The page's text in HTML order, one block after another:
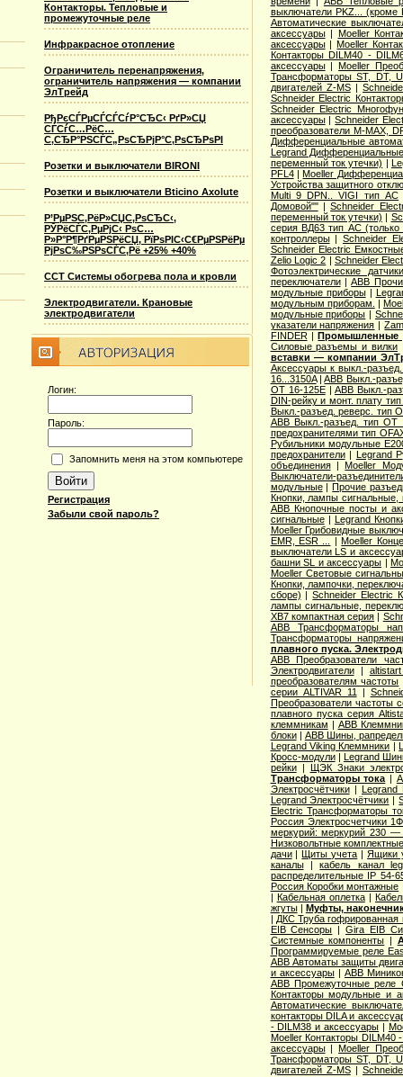
Контакторы. Тепловые и
промежуточные реле
Инфракрасное отопление
Ограничитель перенапряжения,
ограничитель напряжения — компании
ЭлТрейд
РђРєСЃРµСЃСЃСѓР°СЂС‹ РґР»СЏ
СЃСѓС…РёС…
С‚СЂР°РЅСЃС„РѕСЂРјР°С‚РѕСЂРѕРІ
Розетки и выключатели BIRONI
Розетки и выключатели Bticino Axolute
Р’РµРЅС‚РёР»СЏС‚РѕСЂС‹,
РЎРёСЃС‚РµРјС‹ РѕС…
Р»Р°Р¶РґРµРЅРёСЏ, РїРѕРІС‹С€РµРЅРёРµ
РјРѕС‰РЅРѕСЃС‚Рё +25% +40%
ССТ Системы обогрева пола и кровли
Электродвигатели. Крановые
электродвигатели
Логин:
Пароль:
Запомнить меня на этом компьютере
Регистрация
Забыли свой пароль?
выключатели PKZ... (кроме
Автоматические
аксессуары| Moeller
аксессуары|Moeller
Контакторы DILM40 -
аксессуары|Moeller
Трансформаторы ST, DT,
двигателей Z-MS|
Schneider Electric
Schneider Electric
аксессуары|Schneider
преобразователи M-MAX,
Дифференциальные
Legrand
переменный ток утечки) |
PFL4|Moeller
Устройства защитного
Multi 9 DPN.. VIGI тип AС
Домовой""|Schneider
переменный ток утечки) |
серия ВД63 тип АС (только
контроллеры| Schneider
Schneider Electric
Zelio Logic 2 | Schneider
Фотоэлектрические датчики
переключатели|ABB
модульные приборы|
модульным приборам.
|
модульные приборы |
указатели напряжения |
FINDER|Промышленные
Cиловые разъемы и вилки
вставки — компании
Аксессуары к выкл.-
16...3150A|ABB Выкл.-
OT 16-125E| ABB Выкл.-
DIN-рейку и монт. плату
Выкл.-разъед. реверс. тип
ABB Выкл.-разъед. тип OT
предохранителями тип
Рубильники модульные
предохранители| Legrand
объединения|Moeller
Выключатели-
модульные|Прочие
Кнопки, лампы сигнальные,
ABB Кнопочные посты и
сигнальные| Legrand
Moeller Грибовидные
EMR, ESR ...
|Moeller
выключатели LS и
башни SL и аксессуары |
Moeller Световые
Кнопки, лампочки,
сборе) |Schneider Electric
лампы сигнальные,
XB7 компактная серия |
ABB Трансформаторы
Трансформаторы
плавного пуска.
ABB Преобразователи
Электродвигатели|
преобразователям частоты
серии ALTIVAR 11
|
Преобразователи частоты
плавного пуска серия
клеммникам | ABB
блоки| ABB Шины,
Legrand Viking Клеммники |
Кросс-модули| Legrand
рейки| ЩЭК Знаки
Трансформаторы тока |
Электросчётчики| Legrand
Legrand Электросчётчики |
Electric Трансформаторы
Россия Электросчетчики
меркурий: меркурий 230 —
Низковольтные
дачи|Щиты учета |Ящики
каналы|кабель канал
распределительные IP 54-
Россия Коробки монтажные
| Кабельная оплетка|
жгуты| Муфты,
| ДКС Труба гофрированная
EIB Сенсоры |Gira EIB
Системные компоненты |
Программируемые реле
ABB Автоматы защиты
и аксессуары|ABB
ABB Промежуточные реле
Контакторы модульные и
Автоматические
контакторы DILA и
- DILM38 и аксессуары |
Moeller Контакторы DILM40
аксессуары|Moeller
Трансформаторы ST, DT,
двигателей Z-MS|